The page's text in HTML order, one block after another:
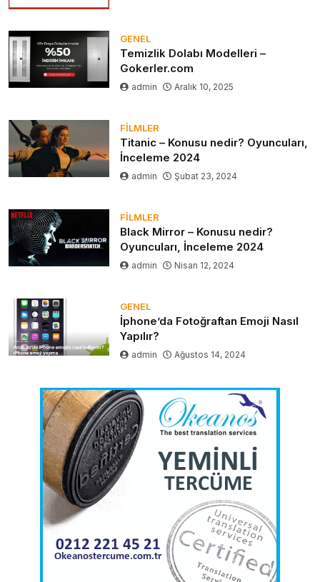
GENEL
Temizlik Dolabı Modelleri –
Gokerler.com
admin Aralık 10, 2025
FILMLER
Titanic – Konusu nedir? Oyuncuları,
İnceleme 2024
admin Şubat 23, 2024
FILMLER
Black Mirror – Konusu nedir?
Oyuncuları, İnceleme 2024
admin Nisan 12, 2024
GENEL
İphone’da Fotoğraftan Emoji Nasıl
Yapılır?
admin Ağustos 14, 2024